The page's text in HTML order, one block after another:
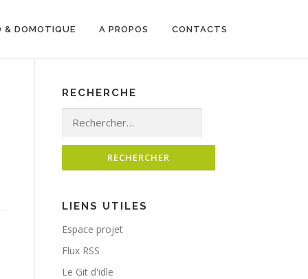
& DOMOTIQUE A PROPOS CONTACTS
RECHERCHE
Rechercher :
LIENS UTILES
Espace projet
Flux RSS
Le Git d'idle